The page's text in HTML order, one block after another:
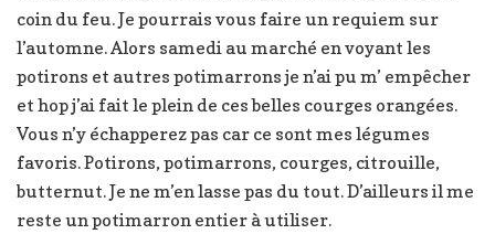
coin du feu. Je pourrais vous faire un requiem sur
l’automne. Alors samedi au marché en voyant les
potirons et autres potimarrons je n’ai pu m’ empêcher
et hop j’ai fait le plein de ces belles courges orangées.
Vous n’y échapperez pas car ce sont mes légumes
favoris. Potirons, potimarrons, courges, citrouille,
butternut. Je ne m’en lasse pas du tout. D’ailleurs il me
reste un potimarron entier à utiliser.